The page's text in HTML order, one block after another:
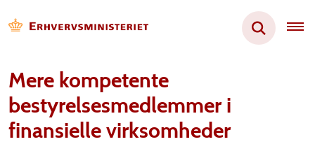
Mere kompetente
bestyrelsesmedlemmer i
finansielle virksomheder